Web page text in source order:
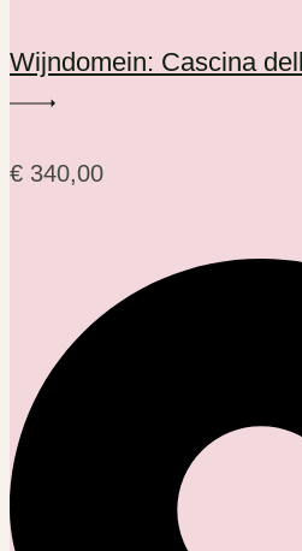
Wijndomein: Cascina
€ 340,00